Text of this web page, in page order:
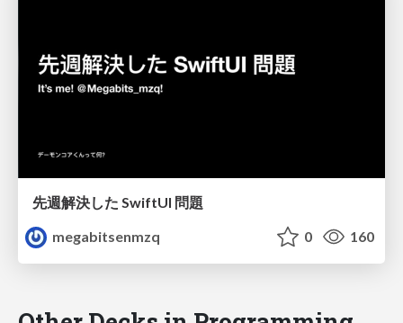
先週解決した SwiftUI 問題
megabitsenmzq
0 160